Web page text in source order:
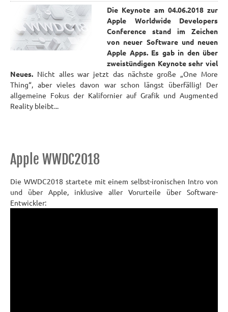
Die Keynote am 04.06.2018 zur
Apple Worldwide Developers
Conference stand im Zeichen
von neuer Software und neuen
Apple Apps. Es gab in den über
zweistündigen Keynote sehr viel
Neues. Nicht alles war jetzt das nächste große „One More
Thing“, aber vieles davon war schon längst überfällig! Der
allgemeine Fokus der Kalifornier auf Grafik und Augmented
Reality bleibt...
Apple WWDC2018
Die WWDC2018 startete mit einem selbst-ironischen Intro von
und über Apple, inklusive aller Vorurteile über Software-
Entwickler: